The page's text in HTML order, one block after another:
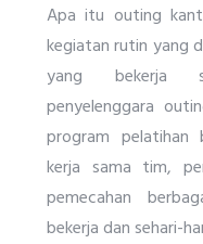
Apa itu outing
kegiatan rutin yang
yang bekerja
penyelenggara
program pelatihan
kerja sama tim,
pemecahan
bekerja dan sehari-